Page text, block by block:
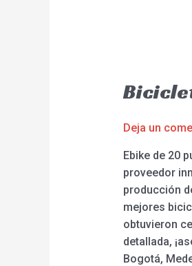
Deja un
Ebike de 20
proveedor
producción
mejores
obtuvieron
detallada,
Bogotá,